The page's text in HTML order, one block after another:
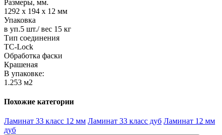
Размеры, мм.
1292 х 194 х 12 мм
Упаковка
в уп.5 шт./ вес 15 кг
Тип соединения
TС-Lock
Обработка фаски
Крашеная
В упаковке:
1.253 м2
Похожие категории
Ламинат 33 класс 12 мм Ламинат 33 класс дуб Ламинат 12 мм
дуб